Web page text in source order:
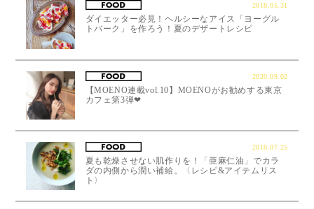
2018.05.31
ダイエッター必見！ヘルシーなアイス「ヨーグル
トバーク」を作ろう！夏のデザートレシピ
2020.09.02
【MOENO連載vol.10】MOENOがお勧めする東京
カフェ第3弾❤︎
2018.07.25
夏も乾燥させない肌作りを！「亜麻仁油」でカラ
ダの内側から潤い補給。〈レシピ&アイテムリス
ト〉